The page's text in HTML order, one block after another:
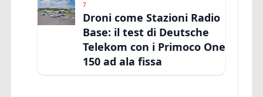
7
Droni come Stazioni Radio
Base: il test di Deutsche
Telekom con i Primoco One
150 ad ala fissa